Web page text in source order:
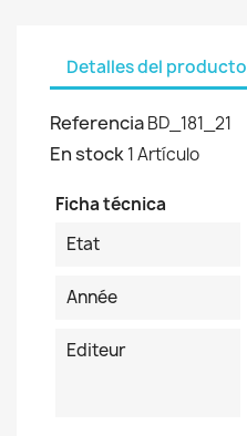
Detalles del producto
ReferenciaBD_181_21
En stock1 Artículo
Ficha técnica
Etat
Année
Editeur